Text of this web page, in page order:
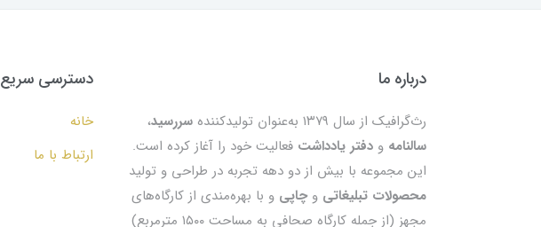
درباره ما
رث‌گرافیک از سال ۱۳۷۹ به‌عنوان تولیدکننده سررسید،
سالنامهودفتر یادداشت فعالیت خود را آغاز کرده است.
این مجموعه با بیش از دو دهه تجربه در طراحی و تولید
محصولات تبلیغاتی وچاپیو با بهره‌مندی از کارگاه‌های
مجهز (از جمله کارگاه صحافی به مساحت ۱۵۰۰ مترمربع)
دسترسی سریع
خانه
ارتباط با ما